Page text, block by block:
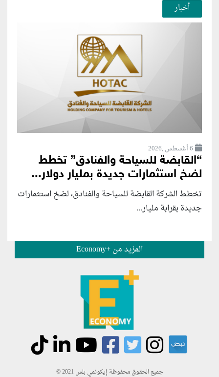
أخبار
6 أغسطس ,2026
“القابضة للسياحة والفنادق” تخطط
لضخ استثمارات جديدة بمليار دولار...
تخطط الشركة القابضة للسياحة والفنادق، لضخ استثمارات
جديدة بقرابة مليار...
المزيد من +Economy
جميع الحقوق محفوظة إيكونمي بلس 2021 ©